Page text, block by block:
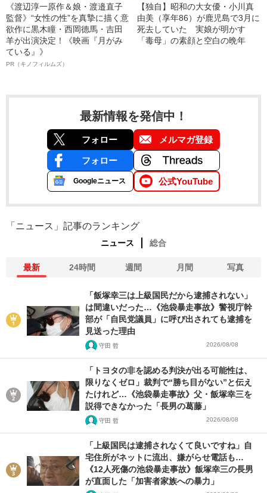
《渡辺淳一原作＆娘・渡邉直子
監督》“女性の性”を真摯に描く意
欲作に黒木瞳・西岡德馬・吉田
羊が出演決定！《映画『月がみ
ている』》
PR（キノフィルムズ）
【独自】昭和の大女優・小川真
由美（享年86）が鹿児島で3月に
死去していた 実娘が明かす
「毒母」の素顔と空白の晩年
最新情報を発信中！
フォロー メルマガ登録
フォロー
Googleニュース 公式YouTube
「ニュース」記事のランキング
ニュース 総合
最新 24時間 週間 月間 写真
「飯塚幸三は上級国民だから逮捕されない」
は間違いだった…《池袋暴走事故》警視庁幹
部が「自民党議員」に呼び出されても逮捕を
見送った理由
守田 哲 2026/08/08
「トヨタの非を認める判決が出る可能性は、
限りなくゼロ」裁判で“勝ち目がない”と伝え
たけれど…《池袋暴走事故》父・飯塚幸三を
説得できなかった「長男の葛藤」
守田 哲 2026/08/08
「上級国民は逮捕されなくて良いですね」自
宅住所がネットに流出、嫌がらせ電話も…
《12人死傷の池袋暴走事故》飯塚幸三の長男
が直面した「加害者家族への暴力」